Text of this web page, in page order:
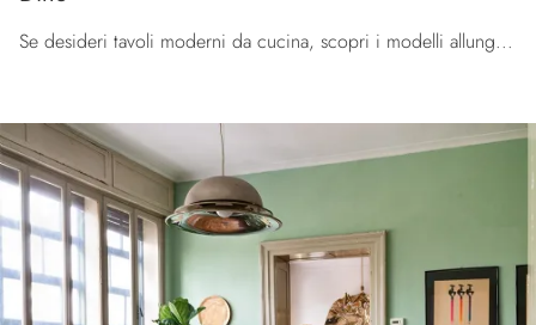
Se desideri tavoli moderni da cucina, scopri i modelli allungabili di Connubia: clicca e scopri il modello Dine in melaminico.